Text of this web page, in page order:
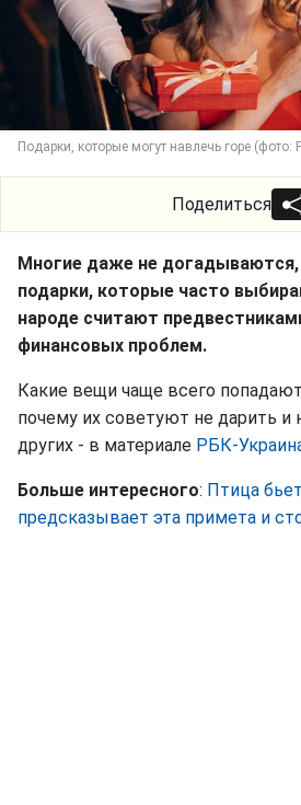
Подарки, которые могут навлечь горе (фото:
Поделиться
Многие даже не догадываются,
подарки, которые часто
народе считают
финансовых проблем.
Какие вещи чаще всего
почему их советуют не дарить и
других - в материале РБК-
Больше интересного: Птица
предсказывает эта примета и